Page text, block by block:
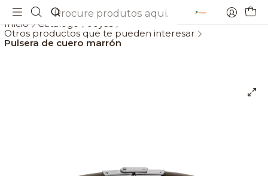
Início Catálogo
Otros productos que te pueden interesar
Pulsera de cuero marrón